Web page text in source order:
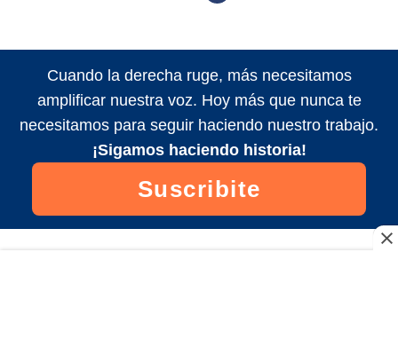
Cuando la derecha ruge, más necesitamos
amplificar nuestra voz. Hoy más que nunca te
necesitamos para seguir haciendo nuestro trabajo.
¡Sigamos haciendo historia!
Suscribite